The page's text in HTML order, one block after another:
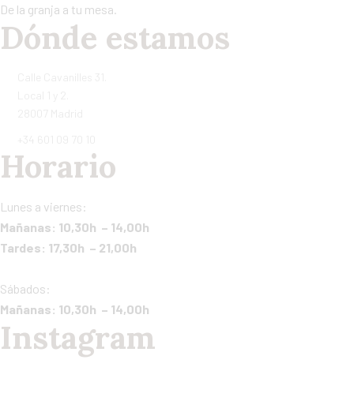
De la granja a tu mesa.
Dónde estamos
Horario
Lunes a viernes:
Mañanas: 10,30h – 14,00h
Tardes: 17,30h – 21,00h
Sábados:
Mañanas: 10,30h – 14,00h
Instagram